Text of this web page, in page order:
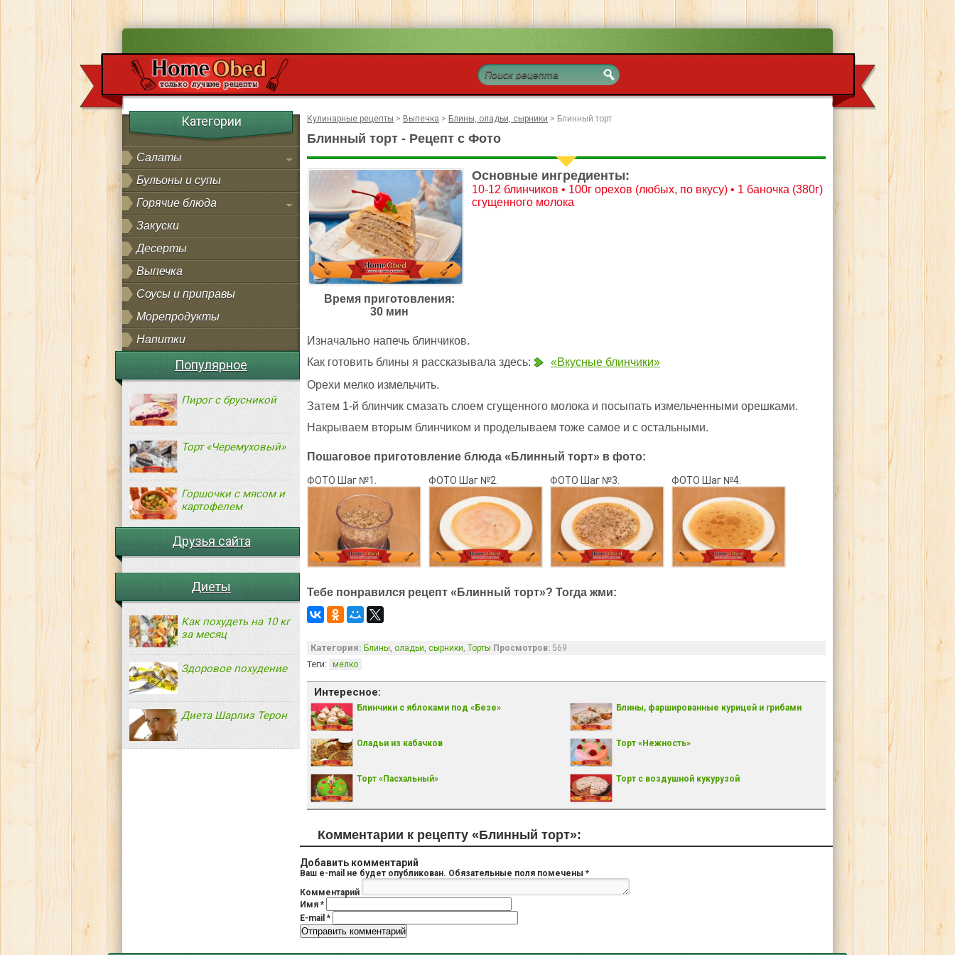
Категории
Салаты
Бульоны и супы
Горячие блюда
Закуски
Десерты
Выпечка
Соусы и приправы
Морепродукты
Напитки
Популярное
Пирог с брусникой
Торт «Черемуховый»
Горшочки с мясом и
картофелем
Друзья сайта
Диеты
Как похудеть на 10 кг
за месяц
Здоровое похудение
Диета Шарлиз Терон
Кулинарные рецепты > Выпечка > Блины, оладьи, сырники > Блинный торт
Блинный торт - Рецепт с Фото
Время приготовления:
30 мин
Основные ингредиенты:
10-12 блинчиков • 100г орехов (любых, по вкусу) • 1 баночка (380г)
сгущенного молока
Изначально напечь блинчиков.
Как готовить блины я рассказывала здесь:
«Вкусные блинчики»
Орехи мелко измельчить.
Затем 1-й блинчик смазать слоем сгущенного молока и посыпать измельченными орешками.
Накрываем вторым блинчиком и проделываем тоже самое и с остальными.
Пошаговое приготовление блюда «Блинный торт» в фото:
ФОТО Шаг №1. ФОТО Шаг №2. ФОТО Шаг №3. ФОТО Шаг №4.
Тебе понравился рецепт «Блинный торт»? Тогда жми:
Категория: Блины, оладьи, сырники, Торты Просмотров: 569
Теги: мелко
Интересное:
Блинчики с яблоками под «Безе» Блины, фаршированные курицей и грибами
Оладьи из кабачков Торт «Нежность»
Торт «Пасхальный» Торт с воздушной кукурузой
Комментарии к рецепту «Блинный торт»:
Добавить комментарий
Ваш e-mail не будет опубликован. Обязательные поля помечены *
Комментарий
Имя *
E-mail *